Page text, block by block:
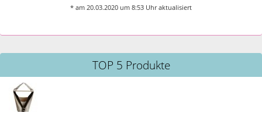
* am 20.03.2020 um 8:53 Uhr aktualisiert
TOP 5 Produkte